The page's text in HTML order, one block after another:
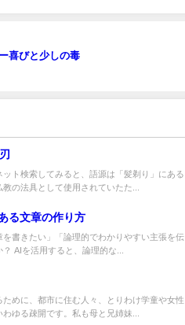
喜びと少しの毒
ト検索してみると、語源は「髪剃り」にある
の法具として使用されていたた...
る文章の作り方
書きたい」「論理的でわかりやすい主張を伝
AIを活用すると、論理的な...
めに、都市に住む人々、とりわけ学童や女性
ゆる疎開です。私も母と兄姉妹...